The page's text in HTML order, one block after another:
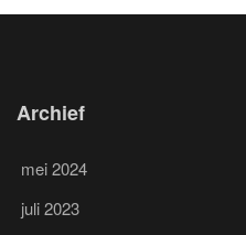
Archief
mei 2024
juli 2023